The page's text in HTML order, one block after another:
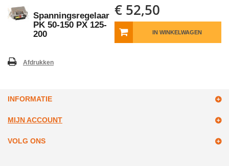
Spanningsregelaar
PK 50-150 PX 125-
200
€ 52,50
IN WINKELWAGEN
Afdrukken
INFORMATIE
MIJN ACCOUNT
VOLG ONS